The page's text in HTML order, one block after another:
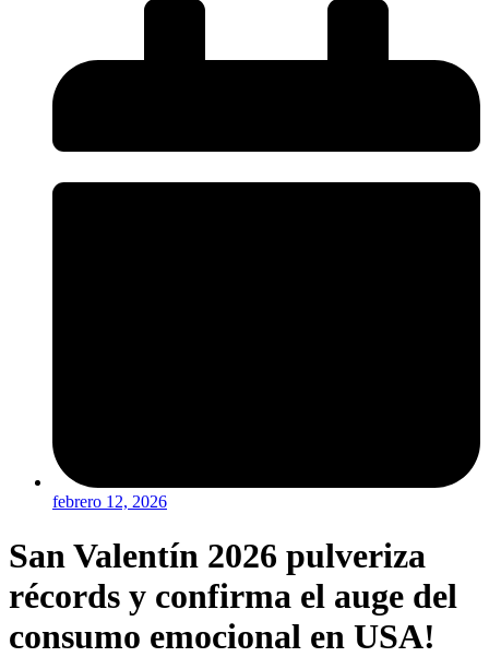
febrero 12, 2026
San Valentín 2026 pulveriza
récords y confirma el auge del
consumo emocional en USA!